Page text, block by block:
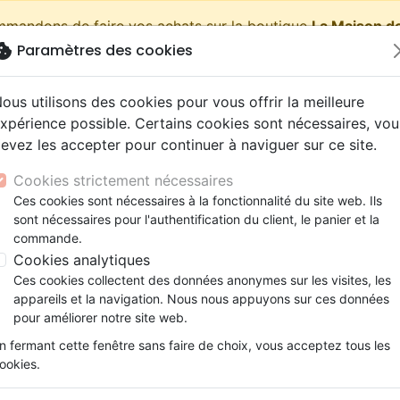
de faire vos achats sur la boutiqueLa Maison
Testaments
Etude biblique
NEG
Darby
Bandes dessinées
Santé
Ethique, société, politique
Couple
Découverte de la foi
Psychologie
Apologétique
ans
Adolescents, jeunes
Latino, Folk
Soul
Rap, Hip-hop
Hardrock, Métal
Pop, Rock
animés
conférences
Films, fiction
Jeux
de poche, illustrée splash - couverture rigide
Bible Segond NEG, de
couverture rigide
Version :Segond NEG 1979
RéférenceNEG11117 EAN 9782608111173
Paramètres des cookies
utilisons des cookies pour vous offrir la meilleure
possible. Certains cookies sont nécessaires,
les accepter pour continuer à naviguer sur ce site.
Cookies strictement nécessaires
Ces cookies sont nécessaires à la fonctionnalité du site web. Ils
sont nécessaires pour l'authentification du client, le panier et la
commande.
Cookies analytiques
Ces cookies collectent des données anonymes sur les visites, les
appareils et la navigation. Nous nous appuyons sur ces données
pour améliorer notre site web.
fermant cette fenêtre sans faire de choix, vous acceptez tous les